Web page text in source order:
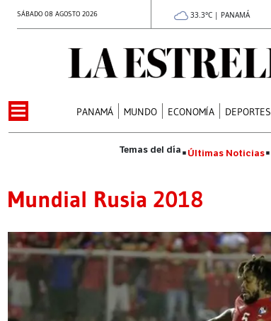
SÁBADO 08 AGOSTO 2026 33.3°C | PANAMÁ
PANAMÁ MUNDO ECONOMÍA DEPORTES
Últimas Noticias
Mundial Rusia 2018